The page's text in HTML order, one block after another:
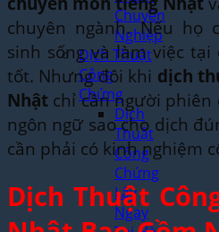
Chuyên
Nghiệp
Dịch Thuật
Công
Chứng
Dịch
Thuật
Công
Chứng
Lấy
Ngay
chuyên ngành. Nếu họ
sinh sống và làm việc
tốt. Nhưng đôi khi dịch
Nhật chỉ cần người
ngôn ngữ sao cho dịch
cần phải có kinh nghiệm
Dịch Thuật